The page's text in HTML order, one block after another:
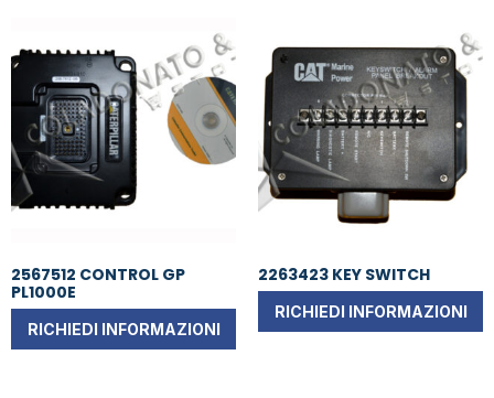
2567512 CONTROL GP
PL1000E
RICHIEDI INFORMAZIONI
2263423 KEY SWITCH
RICHIEDI INFORMAZIONI